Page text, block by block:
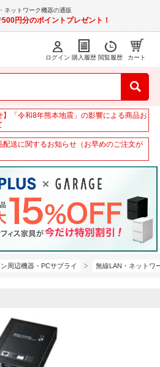
ネットワーク機器の通販
500円分のポイントプレゼント！
ログイン 購入履歴 閲覧履歴 カート
】「令和8年熊本地震」の影響による商品お
配送に関するお知らせ（お早めのご注文が
周辺機器・PCサプライ 無線LAN・ネットワ